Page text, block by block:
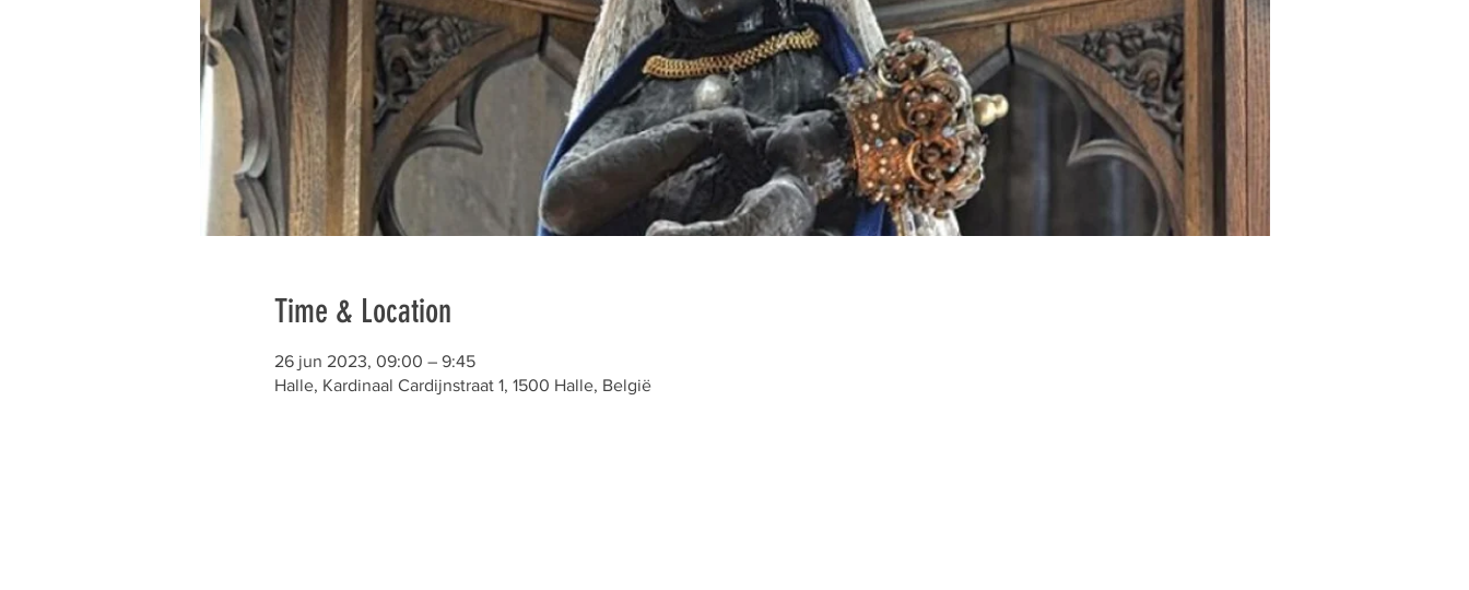
Time & Location
26 jun 2023, 09:00 – 9:45
Halle, Kardinaal Cardijnstraat 1, 1500 Halle, België